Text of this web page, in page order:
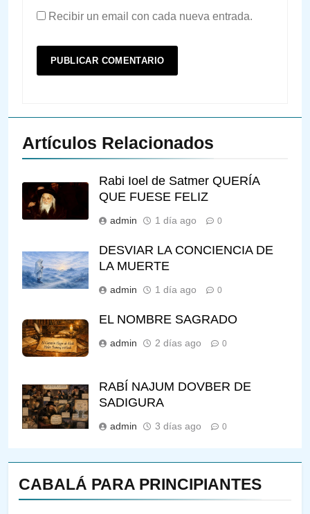
CABALÁ PARA PRINCIPIANTES
Recibir un email con cada nueva entrada.
Artículos Relacionados
Rabi Ioel de Satmer QUERÍA
QUE FUESE FELIZ
admin 1 día ago 0
DESVIAR LA CONCIENCIA DE
LA MUERTE
admin 1 día ago 0
EL NOMBRE SAGRADO
admin 2 días ago 0
RABÍ NAJUM DOVBER DE
SADIGURA
admin 3 días ago 0